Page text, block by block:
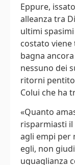
Eppure,
alleanza tra
ultimi
costato viene
bagna
nessuno dei
ritorni
Colui che ha
«Quanto
risparmiasti
agli empi per
egli, non
uguaglianza